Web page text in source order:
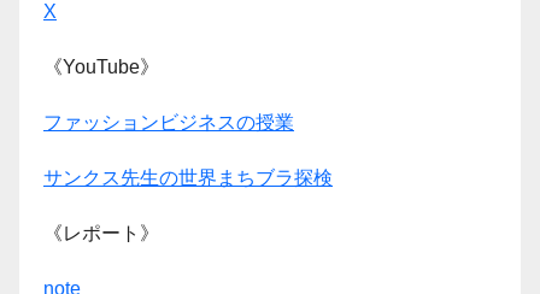
X
《YouTube》
ファッションビジネスの授業
サンクス先生の世界まちブラ探検
《レポート》
note